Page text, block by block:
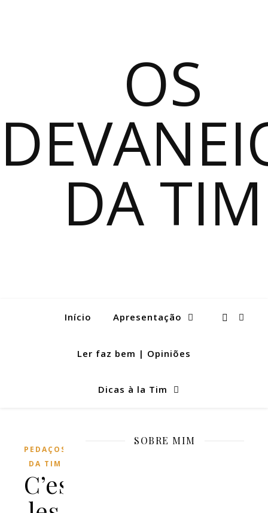
OS
DA TIM
Início Apresentação
Ler faz bem | Opiniões
Dicas à la Tim
PEDAÇOS
DA TIM
C’est
SOBRE MIM